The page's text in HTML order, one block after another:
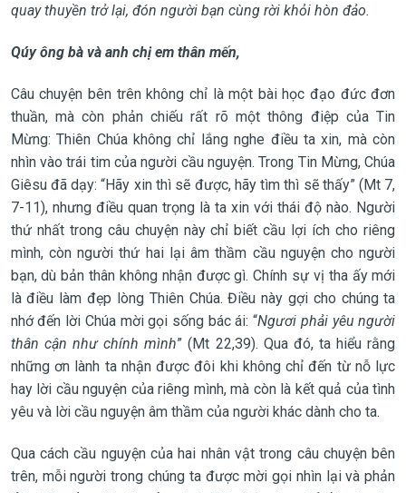
quay thuyền trở lại, đón người bạn cùng rời khỏi hòn đảo.
Qúy ông bà và anh chị em thân mến,
Câu chuyện bên trên không chỉ là một bài học đạo đức đơn
thuần, mà còn phản chiếu rất rõ một thông điệp của Tin
Mừng: Thiên Chúa không chỉ lắng nghe điều ta xin, mà còn
nhìn vào trái tim của người cầu nguyện. Trong Tin Mừng, Chúa
Giêsu đã dạy: “Hãy xin thì sẽ được, hãy tìm thì sẽ thấy” (Mt 7,
7-11), nhưng điều quan trọng là ta xin với thái độ nào. Người
thứ nhất trong câu chuyện này chỉ biết cầu lợi ích cho riêng
mình, còn người thứ hai lại âm thầm cầu nguyện cho người
bạn, dù bản thân không nhận được gì. Chính sự vị tha ấy mới
là điều làm đẹp lòng Thiên Chúa. Điều này gợi cho chúng ta
nhớ đến lời Chúa mời gọi sống bác ái: “Ngươi phải yêu người
thân cận như chính mình” (Mt 22,39). Qua đó, ta hiểu rằng
những ơn lành ta nhận được đôi khi không chỉ đến từ nỗ lực
hay lời cầu nguyện của riêng mình, mà còn là kết quả của tình
yêu và lời cầu nguyện âm thầm của người khác dành cho ta.
Qua cách cầu nguyện của hai nhân vật trong câu chuyện bên
trên, mỗi người trong chúng ta được mời gọi nhìn lại và phản